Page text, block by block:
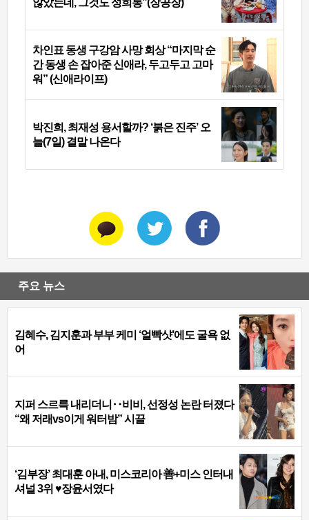
않았는데, 그것도 성희롱”(장공장)
차인표 동생 구강암 사망 회상 “마지막 순
간 동생 손 잡아준 신애라, 두고두고 고마
워” (신애라이프)
박진희, 최재성 용서할까? ‘붉은 진주’ 오
늘(7일) 결말 나온다
주요 뉴스
김혜수, 김지훈과 부부 케미 ‘얼빡샷’에도 굴욕 없
어
지퍼 스르륵 내리더니‥비비, 선정성 논란 터졌다
“왜 저래vs이게 워터밤” 시끌
‘김부장’ 최대훈 아내, 미스코리아 善+미스 인터내
셔널 3위 ♥장윤서였다